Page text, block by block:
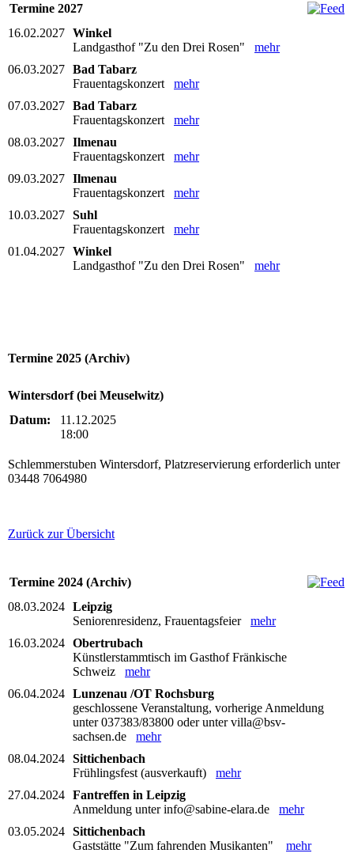
Termine 2027
16.02.2027 Winkel
Landgasthof "Zu den Drei Rosen" mehr
06.03.2027 Bad Tabarz
Frauentagskonzert mehr
07.03.2027 Bad Tabarz
Frauentagskonzert mehr
08.03.2027 Ilmenau
Frauentagskonzert mehr
09.03.2027 Ilmenau
Frauentagskonzert mehr
10.03.2027 Suhl
Frauentagskonzert mehr
01.04.2027 Winkel
Landgasthof "Zu den Drei Rosen" mehr
Termine 2025 (Archiv)
Wintersdorf (bei Meuselwitz)
Datum:
11.12.2025
18:00
Schlemmerstuben Wintersdorf, Platzreservierung erforderlich unter
03448 7064980
Zurück zur Übersicht
Termine 2024 (Archiv)
08.03.2024 Leipzig
Seniorenresidenz, Frauentagsfeier mehr
16.03.2024 Obertrubach
Künstlerstammtisch im Gasthof Fränkische
Schweiz mehr
06.04.2024 Lunzenau /OT Rochsburg
geschlossene Veranstaltung, vorherige Anmeldung
unter 037383/83800 oder unter villa@bsv-
sachsen.de mehr
08.04.2024 Sittichenbach
Frühlingsfest (ausverkauft) mehr
27.04.2024 Fantreffen in Leipzig
Anmeldung unter info@sabine-elara.de mehr
03.05.2024 Sittichenbach
Gaststätte "Zum fahrenden Musikanten" mehr